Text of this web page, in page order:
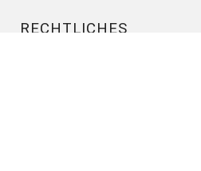
RECHTLICHES